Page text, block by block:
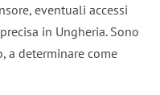
eventuali accessi
in Ungheria. Sono
a determinare come